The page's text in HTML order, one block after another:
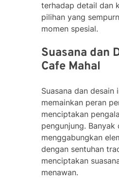
terhadap detail dan
pilihan yang
momen spesial.
Suasana dan
Cafe Mahal
Suasana dan
memainkan peran
menciptakan
pengunjung. Banyak
menggabungkan
dengan sentuhan
menciptakan
menawan.